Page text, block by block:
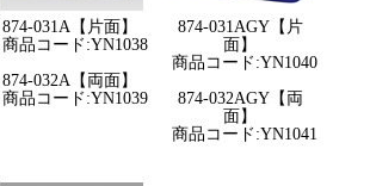
874-031A【片面】
商品コード:YN1038
874-032A【両面】
商品コード:YN1039
874-031AGY【片
面】
商品コード:YN1040
874-032AGY【両
面】
商品コード:YN1041